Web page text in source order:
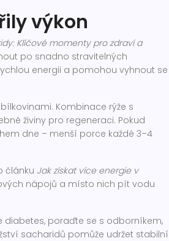
výkon
Klíčové momenty pro zdraví a
po snadno stravitelných
energii a pomohou vyhnout se
Kombinace rýže s
živiny pro regeneraci. Pokud
dne – menší porce každé 3–4
článku Jak získat více energie v
nápojů a místo nich pít vodu
diabetes, poraďte se s odborníkem,
sacharidů pomůže udržet stabilní